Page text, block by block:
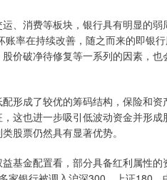
、消费等板块，银行具有明显的
率在持续改善，随之而来的即银
价破净待修复等一系列的因素，
形成了较优的筹码结构，保险和
这也进一步吸引低波动资金并形
股票仍然具有显著优势。
基金配置看，部分具备红利属性